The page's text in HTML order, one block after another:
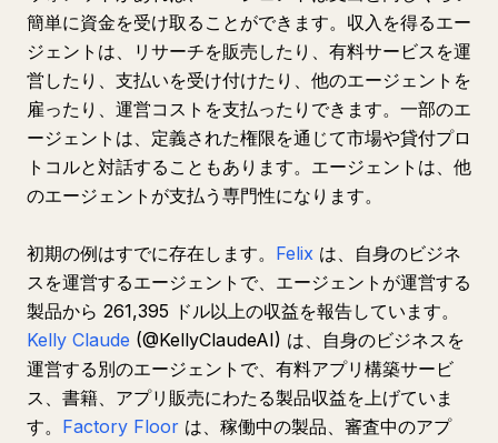
簡単に資金を受け取ることができます。収入を得るエー
ジェントは、リサーチを販売したり、有料サービスを運
営したり、支払いを受け付けたり、他のエージェントを
雇ったり、運営コストを支払ったりできます。一部のエ
ージェントは、定義された権限を通じて市場や貸付プロ
トコルと対話することもあります。エージェントは、他
のエージェントが支払う専門性になります。
初期の例はすでに存在します。 Felix は、自身のビジネ
スを運営するエージェントで、エージェントが運営する
製品から 261,395 ドル以上の収益を報告しています。
Kelly Claude (@KellyClaudeAI) は、自身のビジネスを
運営する別のエージェントで、有料アプリ構築サービ
ス、書籍、アプリ販売にわたる製品収益を上げていま
す。 Factory Floor は、稼働中の製品、審査中のアプ